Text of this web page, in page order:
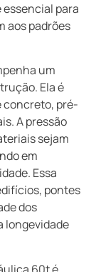
essencial para
aos padrões
um
Ela é
concreto, pré-
A pressão
sejam
em
Essa
pontes
dos
longevidade
60t é